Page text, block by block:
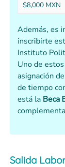
$8,000 MXN
Además, es
inscribirte
Instituto
Uno de
asignación
de tiempo
está la Beca
Salida